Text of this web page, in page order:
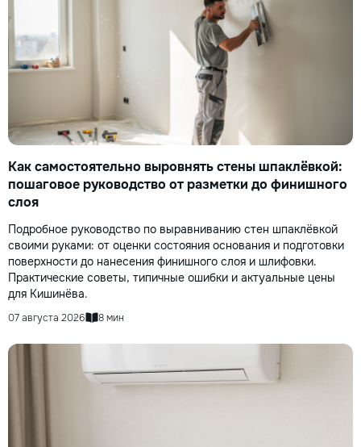
Как самостоятельно выровнять стены шпаклёвкой:
пошаговое руководство от разметки до финишного
слоя
Подробное руководство по выравниванию стен шпаклёвкой
своими руками: от оценки состояния основания и подготовки
поверхности до нанесения финишного слоя и шлифовки.
Практические советы, типичные ошибки и актуальные цены
для Кишинёва.
07 августа 2026 8 мин